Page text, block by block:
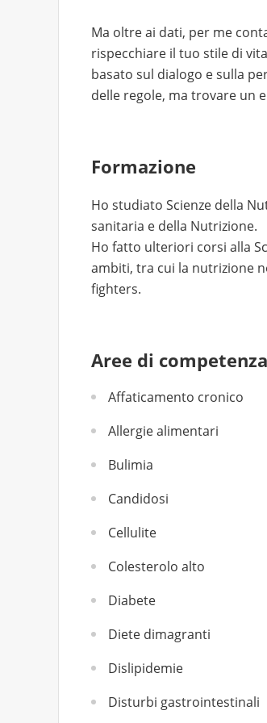
Ma oltre ai dati, per me
rispecchiare il tuo stile di
basato sul dialogo e sulla
delle regole, ma trovare un
Formazione
Ho studiato Scienze della
sanitaria e della Nutrizione.
Ho fatto ulteriori corsi alla
ambiti, tra cui la nutrizione
fighters.
Aree di competenza
Affaticamento cronico
Allergie alimentari
Bulimia
Candidosi
Cellulite
Colesterolo alto
Diabete
Diete dimagranti
Dislipidemie
Disturbi gastrointestinali